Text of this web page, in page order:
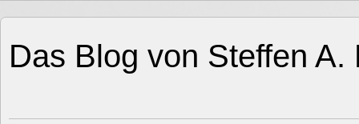
Das Blog von Steffen A.